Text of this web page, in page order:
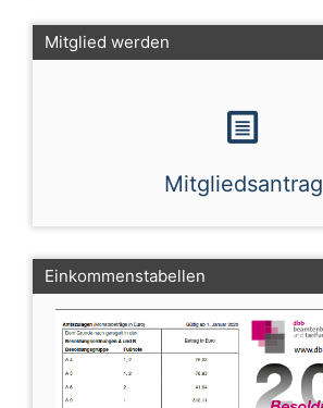
Mitglied werden
Mitgliedsantrag
Einkommenstabellen